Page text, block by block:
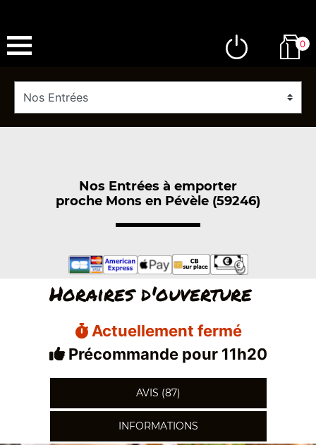
0
Nos Entrées à emporter
proche Mons en Pévèle (59246)
Horaires d'ouverture
Actuellement fermé
Précommande pour 11h20
AVIS (87)
INFORMATIONS